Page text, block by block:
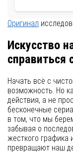
Оригинал
Искусство
справиться
Начать всё с
возможность. Но
действия, а не
бесконечные
в том, что мы
забывая о
жесткого графика
превращают наш